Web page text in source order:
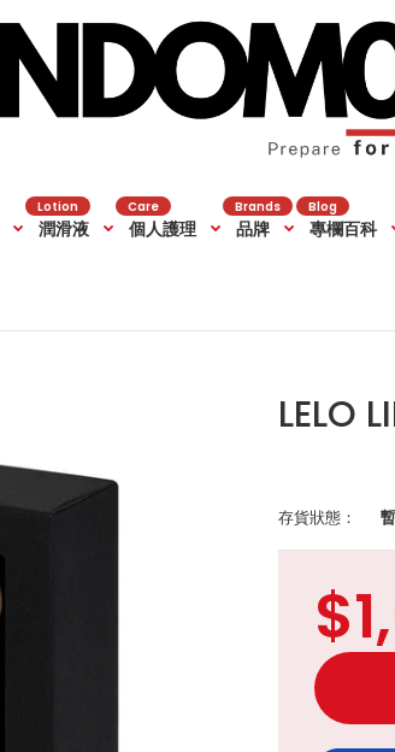
潤滑液
Lotion
個人護理
Care
品牌
Brands
專欄百科
Blog
LELO
存貨狀態：